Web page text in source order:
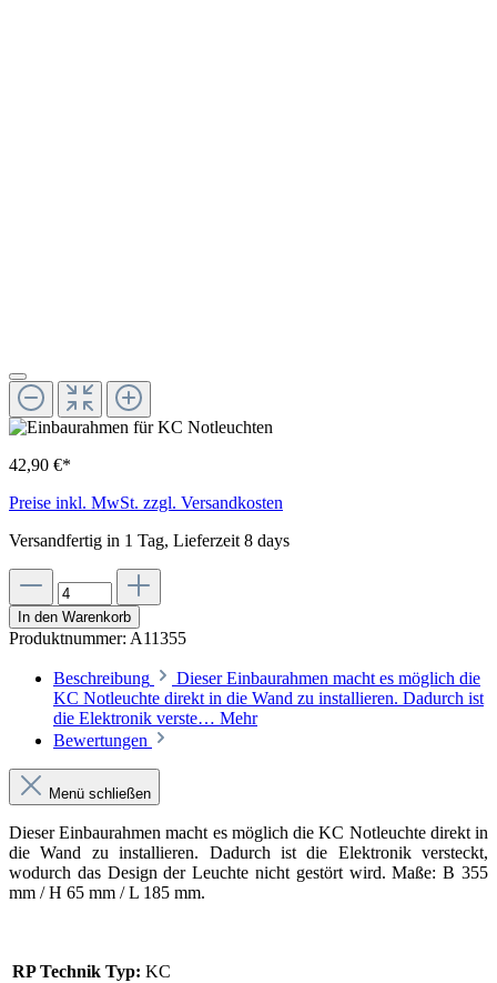
42,90 €*
Preise inkl. MwSt. zzgl. Versandkosten
Versandfertig in 1 Tag, Lieferzeit 8 days
In den Warenkorb
Produktnummer: A11355
Beschreibung
Dieser Einbaurahmen macht es möglich die
KC Notleuchte direkt in die Wand zu installieren. Dadurch ist
die Elektronik verste… Mehr
Bewertungen
Menü schließen
Dieser Einbaurahmen macht es möglich die KC Notleuchte direkt in
die Wand zu installieren. Dadurch ist die Elektronik versteckt,
wodurch das Design der Leuchte nicht gestört wird. Maße: B 355
mm / H 65 mm / L 185 mm.
RP Technik Typ: KC